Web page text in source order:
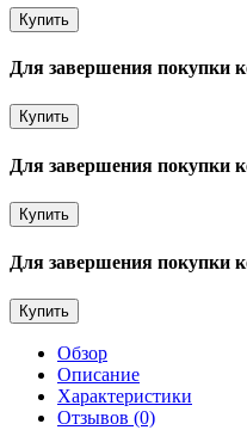
Купить
Для завершения покупки
Купить
Для завершения покупки
Купить
Для завершения покупки
Купить
Обзор
Описание
Характеристики
Отзывов (0)